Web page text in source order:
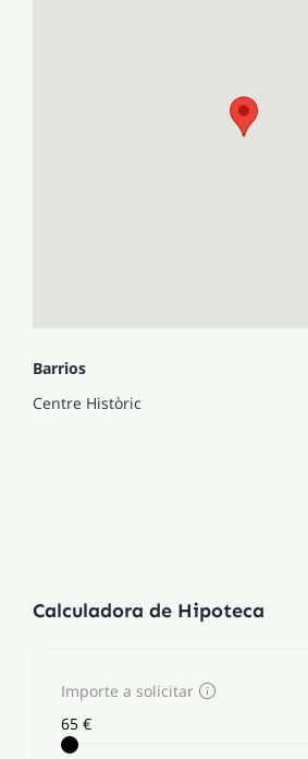
Barrios
Centre Històric
Calculadora de Hipoteca
Importe a solicitar